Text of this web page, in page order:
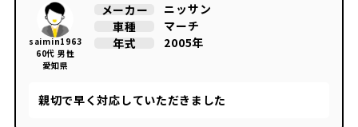
saimin1963
60代 男性
愛知県
メーカー
ニッサン
車種
マーチ
年式
2005年
親切で早く対応していただきました